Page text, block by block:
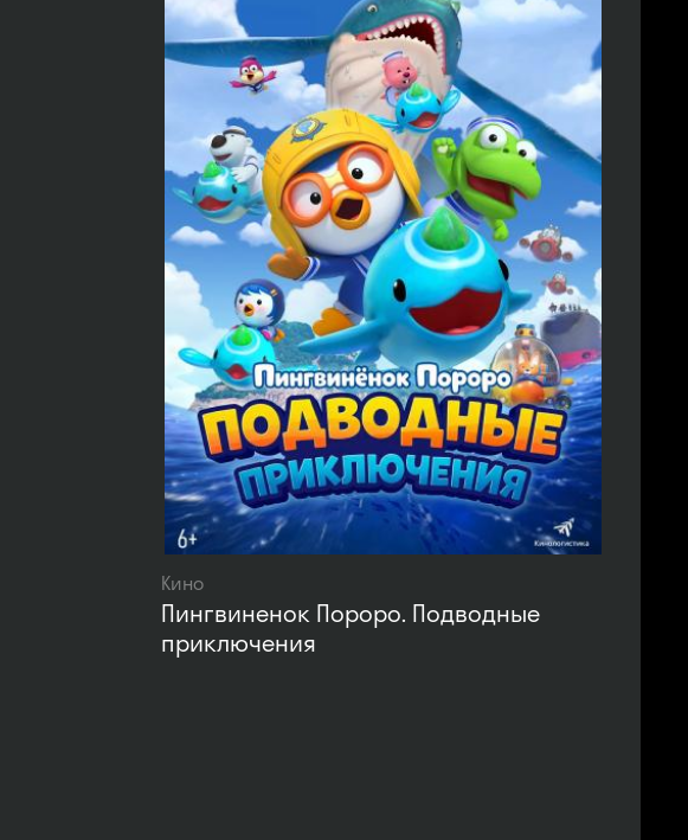
Кино
Пингвиненок Пороро. Подводные
приключения